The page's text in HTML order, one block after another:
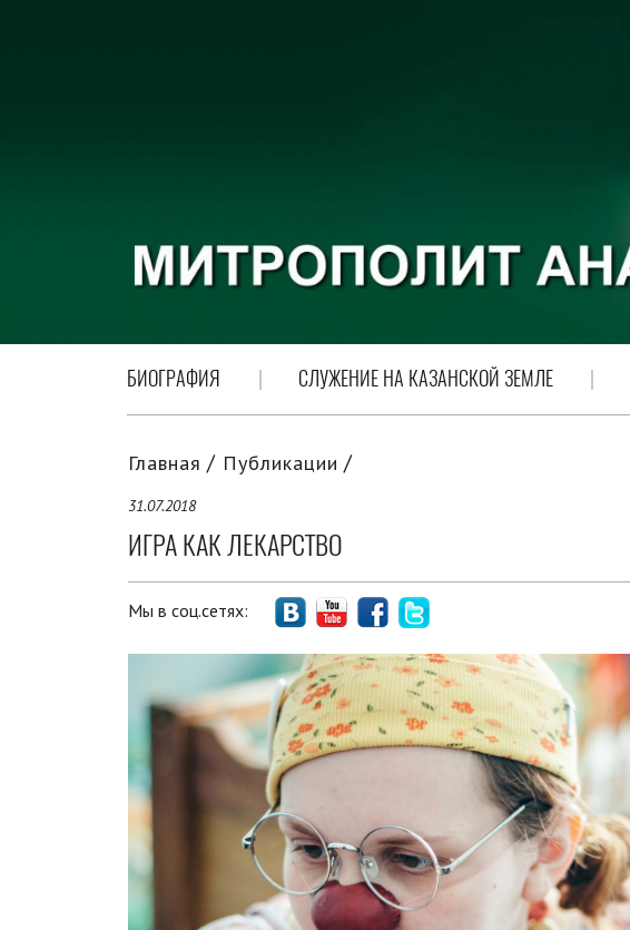
БИОГРАФИЯ СЛУЖЕНИЕ НА КАЗАНСКОЙ ЗЕМЛЕ
Главная Публикации
31.07.2018
ИГРА КАК ЛЕКАРСТВО
Мы в соц.сетях: